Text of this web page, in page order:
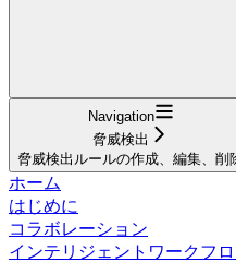
Navigation
脅威検出
脅威検出ルールの作成、編集、削
ホーム
はじめに
コラボレーション
インテリジェントワークフ